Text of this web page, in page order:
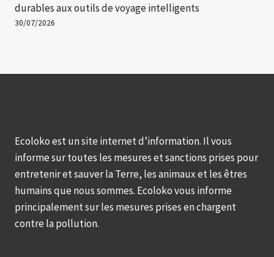
durables aux outils de voyage intelligents
30/07/2026
Ecoloko est un site internet d’information. Il vous
informe sur toutes les mesures et sanctions prises pour
entretenir et sauver la Terre, les animaux et les êtres
humains que nous sommes. Ecoloko vous informe
principalement sur les mesures prises en chargent
contre la pollution.